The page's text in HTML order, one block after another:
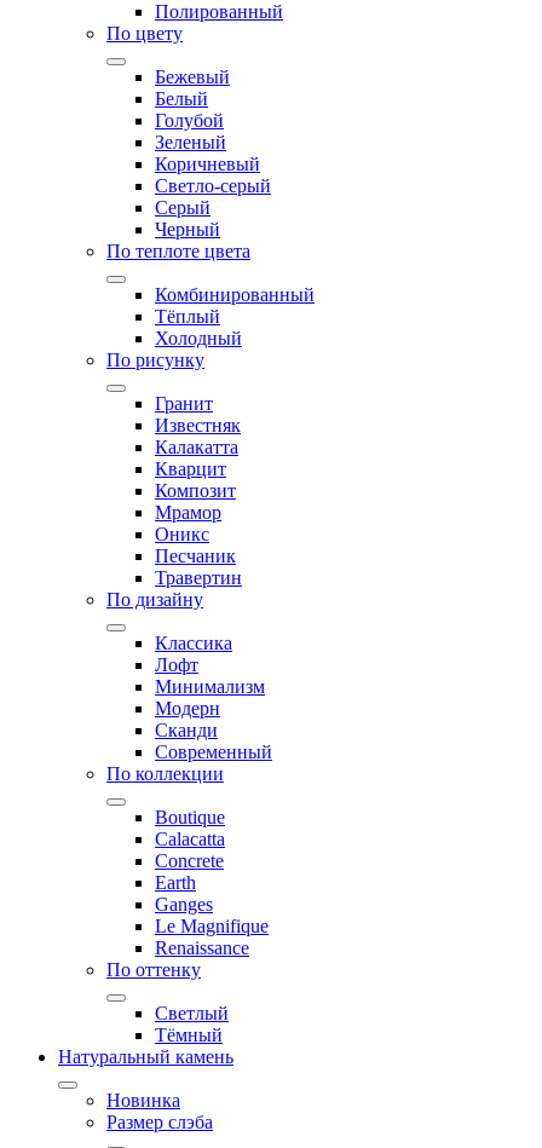
Полированный
По цвету
Бежевый
Белый
Голубой
Зеленый
Коричневый
Светло-серый
Серый
Черный
По теплоте цвета
Комбинированный
Тёплый
Холодный
По рисунку
Гранит
Известняк
Калакатта
Кварцит
Композит
Мрамор
Оникс
Песчаник
Травертин
По дизайну
Классика
Лофт
Минимализм
Модерн
Сканди
Современный
По коллекции
Boutique
Calacatta
Concrete
Earth
Ganges
Le Magnifique
Renaissance
По оттенку
Светлый
Тёмный
Натуральный камень
Новинка
Размер слэба